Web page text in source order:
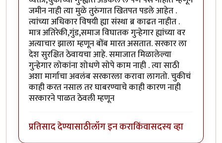
जमीन नाही त्या मुळे तुरुंगात खितपत पडले आहेत .
त्यांच्या अधिकार विषयी ह्या संस्था ब्र काढत नाहीत .
मात्र अतिरेकी,गुंड,समाज विघातक गुन्हेगार ह्यांच्या वर
अत्याचार झाला म्हणून बोंब मारत असतात. सरकार ला
देश सुरक्षित ठेवायचा आहे. समाजात मिळालेल्या
गुन्हेगार लोकांना शोधणे सोपे काम नाही . त्या साठी
अशा मार्गाचा अवलंब सरकारला करावा लागतो. चुकीचं
काही करत नसाल तर घाबरण्याचे काही कारण नाही
सरकारने पाळत ठेवली म्हणून
प्रतिसाद देण्यासाठीलॉग इन कराकिंवासदस्य व्हा